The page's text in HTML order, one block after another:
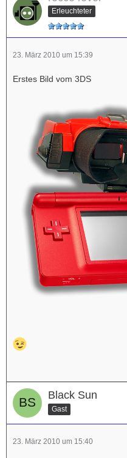
Erleuchteter
23. März 2010 um 15:39
Erstes Bild vom 3DS
Black Sun
Gast
23. März 2010 um 15:40